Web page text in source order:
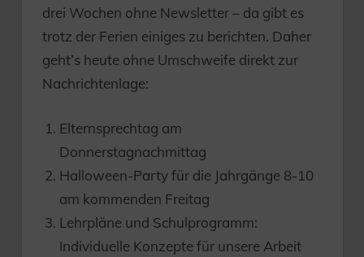
drei Wochen ohne Newsletter – da gibt es
trotz der Ferien einiges zu berichten. Daher
geht’s heute ohne Umschweife direkt zur
Nachrichtenlage:
Elternsprechtag am
Donnerstagnachmittag
Halloween-Party für die Jahrgänge 8-10
am kommenden Freitag
Lehrpläne und Schulprogramm:
Individuelle Konzepte für unsere Arbeit